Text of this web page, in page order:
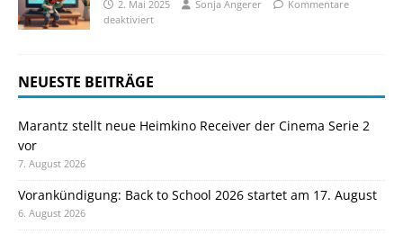
2. Mai 2025 Sonja Angerer
Kommentare
deaktiviert
NEUESTE BEITRÄGE
Marantz stellt neue Heimkino Receiver der Cinema Serie 2
vor
7. August 2026
Vorankündigung: Back to School 2026 startet am 17. August
6. August 2026